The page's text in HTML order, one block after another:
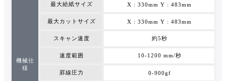
機械仕
様
最大給紙サイズ X : 330mm Y : 483mm
最大カットサイズ X : 330mm Y : 483mm
スキャン速度 約5秒
速度範囲 10-1200 mm/秒
罫線圧力 0-900gf